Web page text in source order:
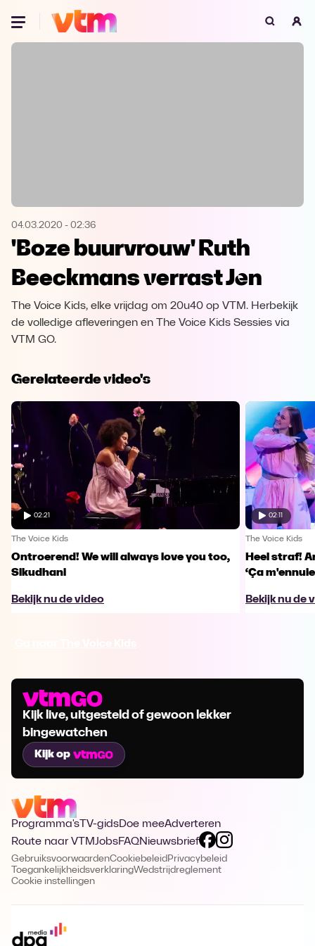
Oeps, browser niet ondersteund
Microsoft Edge Download
Opera Download
04.03.2020 - 02:36
'Boze buurvrouw' Ruth
Beeckmans verrast Jen
The Voice Kids, elke vrijdag om 20u40 op VTM. Herbekijk
de volledige afleveringen en The Voice Kids Sessies via
VTM GO.
Gerelateerde video's
02:21
The Voice Kids
Ontroerend! We will always love you too,
Sikudhani
Bekijk nu de video
02:11
The Voice Kids
Heel straf!
‘Ça
Bekijk nu de
Kijk live, uitgesteld of gewoon lekker
bingewatchen
Kijk op
Programma's TV-gidsDoe meeAdverteren
Route naar VTMJobsFAQNieuwsbrief
GebruiksvoorwaardenCookiebeleid Privacybeleid
ToegankelijkheidsverklaringWedstrijdreglement
Cookie instellingen